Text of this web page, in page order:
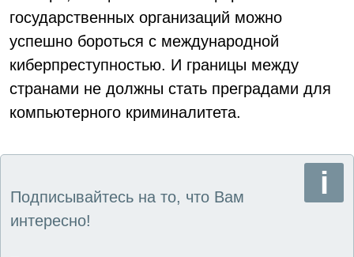
государственных организаций можно
успешно бороться с международной
киберпреступностью. И границы между
странами не должны стать преградами для
компьютерного криминалитета.
Подписывайтесь на то, что Вам
интересно!